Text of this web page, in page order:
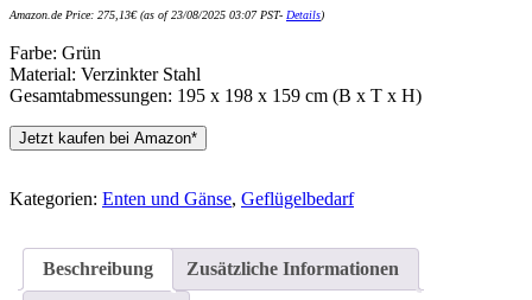
Amazon.de Price: 275,13€(as of 23/08/2025 03:07 PST- Details)
Farbe: Grün
Material: Verzinkter Stahl
Gesamtabmessungen: 195 x 198 x 159 cm (B x T x H)
Jetzt kaufen bei Amazon*
Kategorien: Enten und Gänse, Geflügelbedarf
Beschreibung Zusätzliche Informationen